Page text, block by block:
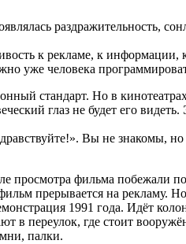
раздражительность,
к рекламе, к информации,
уже человека
стандарт. Но в
глаз не будет его
Вы не знакомы, но
просмотра фильма побежали
прерывается на рекламу.
1991 года. Идёт
в переулок, где стоит
палки.